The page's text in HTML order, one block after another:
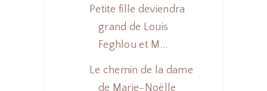
Petite fille deviendra
grand de Louis
Feghlou et M...
Le chemin de la dame
de Marie-Noëlle